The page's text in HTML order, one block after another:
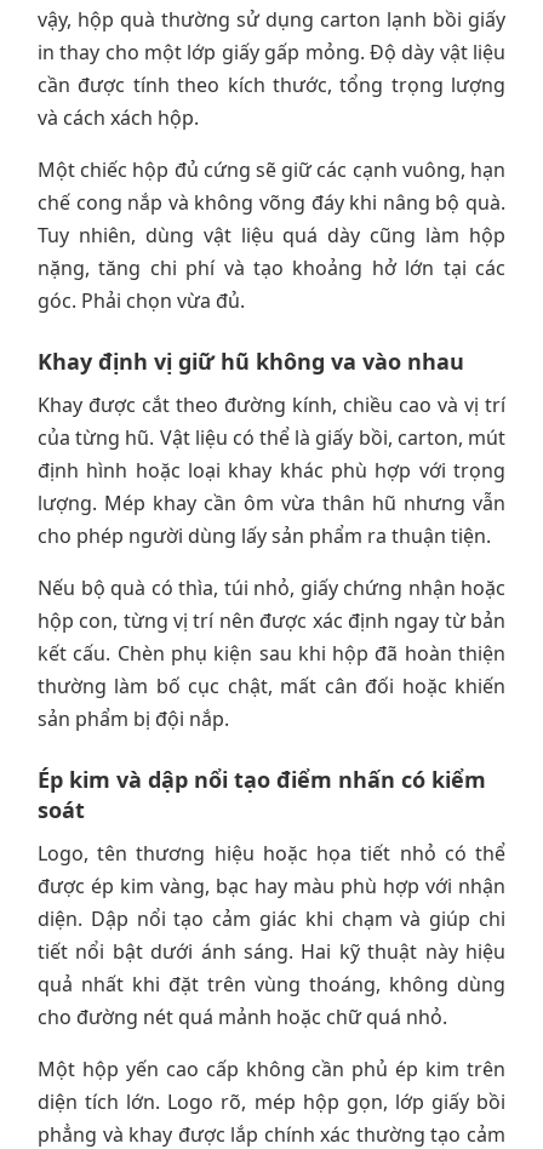
vậy, hộp quà thường sử dụng carton lạnh bồi giấy
in thay cho một lớp giấy gấp mỏng. Độ dày vật liệu
cần được tính theo kích thước, tổng trọng lượng
và cách xách hộp.
Một chiếc hộp đủ cứng sẽ giữ các cạnh vuông, hạn
chế cong nắp và không võng đáy khi nâng bộ quà.
Tuy nhiên, dùng vật liệu quá dày cũng làm hộp
nặng, tăng chi phí và tạo khoảng hở lớn tại các
góc. Phải chọn vừa đủ.
Khay định vị giữ hũ không va vào nhau
Khay được cắt theo đường kính, chiều cao và vị trí
của từng hũ. Vật liệu có thể là giấy bồi, carton, mút
định hình hoặc loại khay khác phù hợp với trọng
lượng. Mép khay cần ôm vừa thân hũ nhưng vẫn
cho phép người dùng lấy sản phẩm ra thuận tiện.
Nếu bộ quà có thìa, túi nhỏ, giấy chứng nhận hoặc
hộp con, từng vị trí nên được xác định ngay từ bản
kết cấu. Chèn phụ kiện sau khi hộp đã hoàn thiện
thường làm bố cục chật, mất cân đối hoặc khiến
sản phẩm bị đội nắp.
Ép kim và dập nổi tạo điểm nhấn có kiểm
soát
Logo, tên thương hiệu hoặc họa tiết nhỏ có thể
được ép kim vàng, bạc hay màu phù hợp với nhận
diện. Dập nổi tạo cảm giác khi chạm và giúp chi
tiết nổi bật dưới ánh sáng. Hai kỹ thuật này hiệu
quả nhất khi đặt trên vùng thoáng, không dùng
cho đường nét quá mảnh hoặc chữ quá nhỏ.
Một hộp yến cao cấp không cần phủ ép kim trên
diện tích lớn. Logo rõ, mép hộp gọn, lớp giấy bồi
phẳng và khay được lắp chính xác thường tạo cảm